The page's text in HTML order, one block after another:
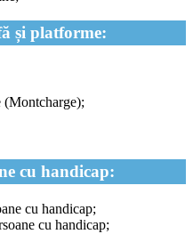
și platforme:
(Montcharge);
cu handicap:
cu handicap;
cu handicap;